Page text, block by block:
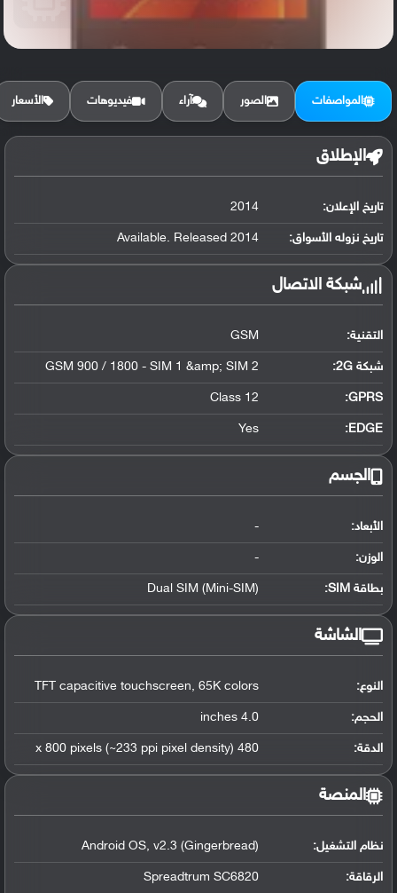
الرام / التخزين:
المواصفات الصور آراء فيديوهات الأسعار
الإطلاق
تاريخ الإعلان: 2014
تاريخ نزوله الأسواق: Available. Released 2014
شبكة الاتصال
التقنية: GSM
شبكة 2G: GSM 900 / 1800 - SIM 1 &amp; SIM 2
GPRS:
Class 12
EDGE:
Yes
الجسم
الأبعاد: -
الوزن: -
بطاقة SIM: Dual SIM (Mini-SIM)
الشاشة
النوع: TFT capacitive touchscreen, 65K colors
الحجم: 4.0 inches
الدقة: 480 x 800 pixels (~233 ppi pixel density)
المنصة
نظام التشغيل:
Android OS, v2.3 (Gingerbread)
الرقاقة:
Spreadtrum SC6820